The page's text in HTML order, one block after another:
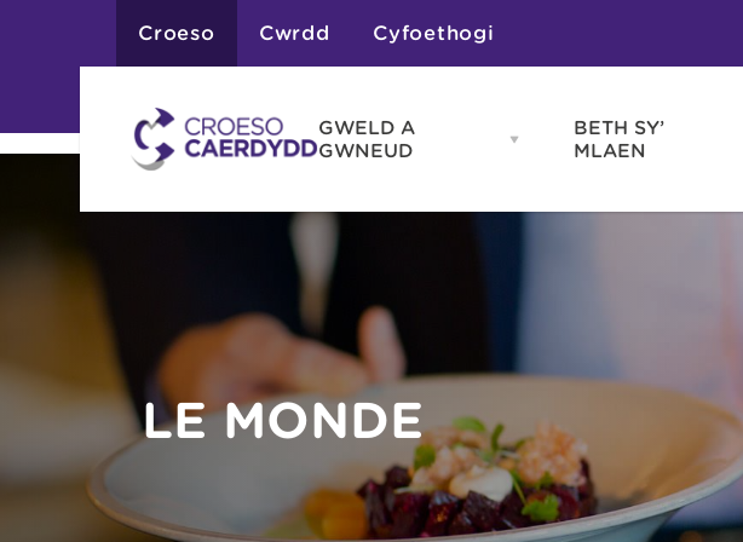
Croeso Cwrdd Cyfoethogi
GWELD A
GWNEUD
Open
GWNEUD
Chwaraeon
Siopa
Teithiau a Golygfeydd
BETH SY’
MLAEN
LE MONDE